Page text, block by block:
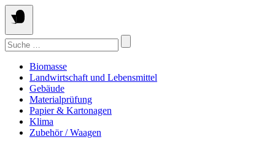
Springe
zum
Inhalt
Suchen
nach:
Biomasse
Landwirtschaft und Lebensmittel
Gebäude
Materialprüfung
Papier & Kartonagen
Klima
Zubehör / Waagen